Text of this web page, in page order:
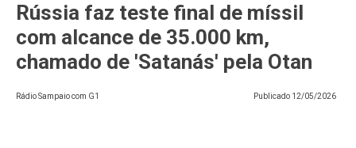
Rússia faz teste final de míssil
com alcance de 35.000 km,
chamado de 'Satanás' pela Otan
Rádio Sampaio com G1 Publicado 12/05/2026